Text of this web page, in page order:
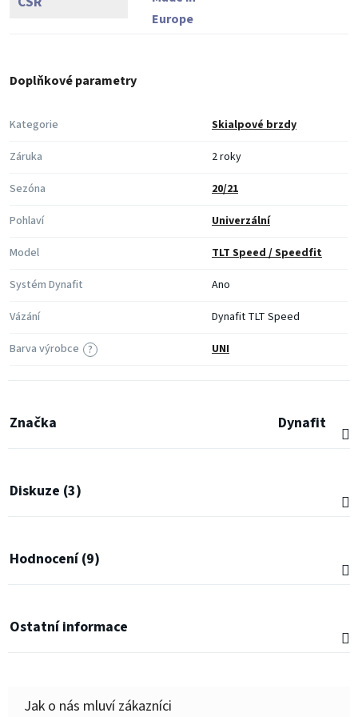
Europe
Doplňkové parametry
Kategorie
Skialpové brzdy
Záruka
2 roky
Sezóna
20/21
Pohlaví
Univerzální
Model
TLT Speed / Speedfit
Systém Dynafit
Ano
Vázání
Dynafit TLT Speed
?
Barva výrobce UNI
Značka Dynafit
Diskuze (3)
Hodnocení (9)
Ostatní informace